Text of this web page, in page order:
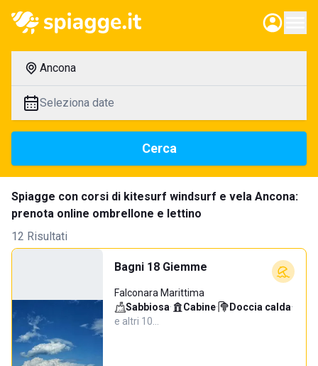
Ancona
Seleziona date
Cerca
Spiagge con corsi di kitesurf windsurf e vela Ancona:
prenota online ombrellone e lettino
12 Risultati
Bagni 18 Giemme
Falconara Marittima
Sabbiosa· Cabine· Doccia calda·
e altri 10…